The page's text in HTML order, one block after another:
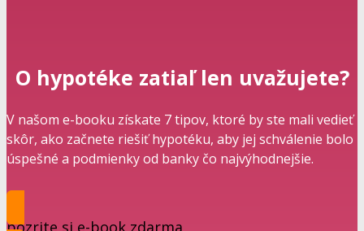
O hypotéke zatiaľ len uvažujete?
V našom e-booku získate 7 tipov, ktoré by ste mali vedieť
skôr, ako začnete riešiť hypotéku, aby jej schválenie bolo
úspešné a podmienky od banky čo najvýhodnejšie.
pozrite si e-book zdarma